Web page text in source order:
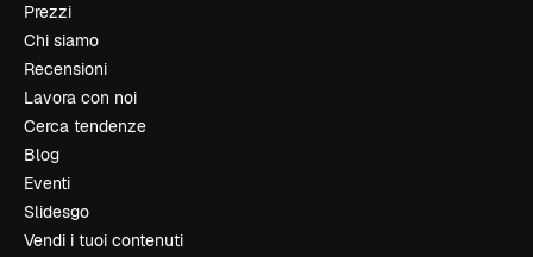
Prezzi
Chi siamo
Recensioni
Lavora con noi
Cerca tendenze
Blog
Eventi
Slidesgo
Vendi i tuoi contenuti